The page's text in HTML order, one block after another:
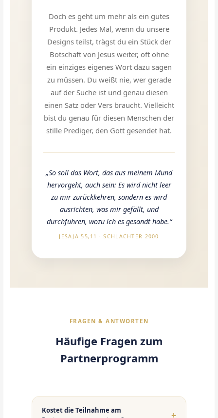
Doch es geht um mehr als ein gutes
Produkt. Jedes Mal, wenn du unsere
Designs teilst, trägst du ein Stück der
Botschaft von Jesus weiter, oft ohne
ein einziges eigenes Wort dazu sagen
zu müssen. Du weißt nie, wer gerade
auf der Suche ist und genau diesen
einen Satz oder Vers braucht. Vielleicht
bist du genau für diesen Menschen der
stille Prediger, den Gott gesendet hat.
„So soll das Wort, das aus meinem Mund
hervorgeht, auch sein: Es wird nicht leer
zu mir zurückkehren, sondern es wird
ausrichten, was mir gefällt, und
durchführen, wozu ich es gesandt habe.“
JESAJA 55,11 · SCHLACHTER 2000
FRAGEN & ANTWORTEN
Häufige Fragen zum
Partnerprogramm
Kostet die Teilnahme am
+